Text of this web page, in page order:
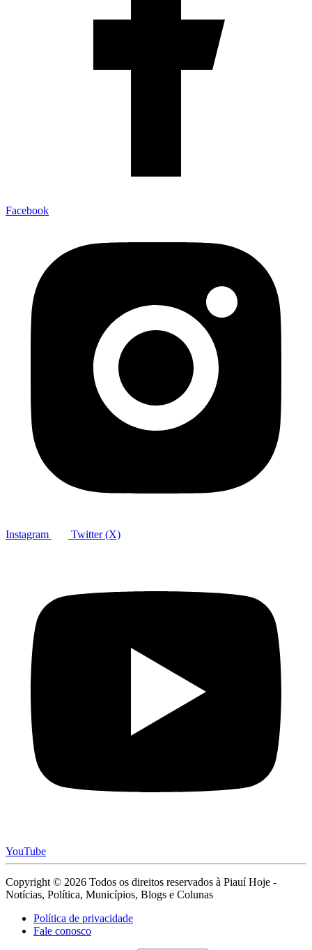
Facebook
Instagram Twitter (X)
YouTube
Copyright © 2026 Todos os direitos reservados à Piauí Hoje -
Notícias, Política, Municípios, Blogs e Colunas
Política de privacidade
Fale conosco